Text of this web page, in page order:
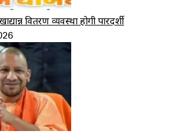
वितरण व्यवस्था होगी पारदर्शी